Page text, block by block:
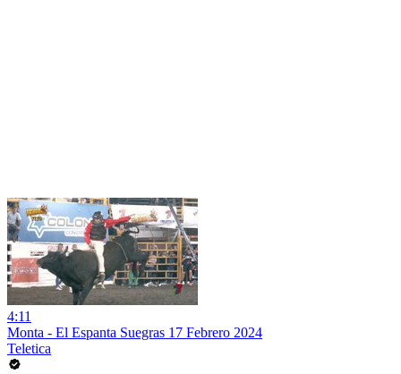
4:11
Monta - El Espanta Suegras 17 Febrero 2024
Teletica